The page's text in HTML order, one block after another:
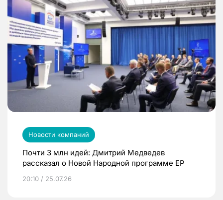
Новости компаний
Почти 3 млн идей: Дмитрий Медведев
рассказал о Новой Народной программе ЕР
20:10 / 25.07.26